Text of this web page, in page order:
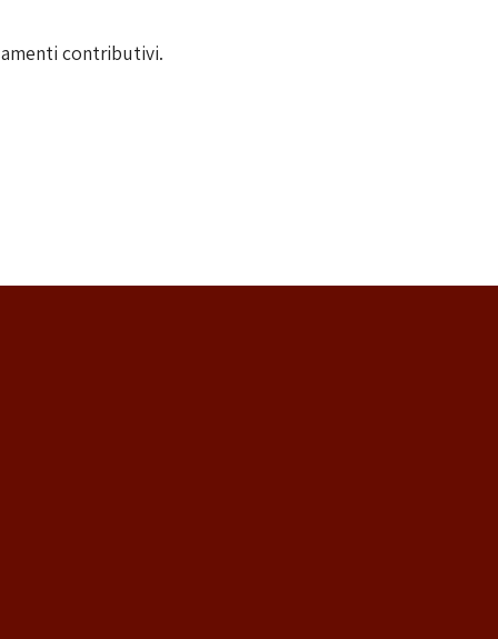
contributivi.